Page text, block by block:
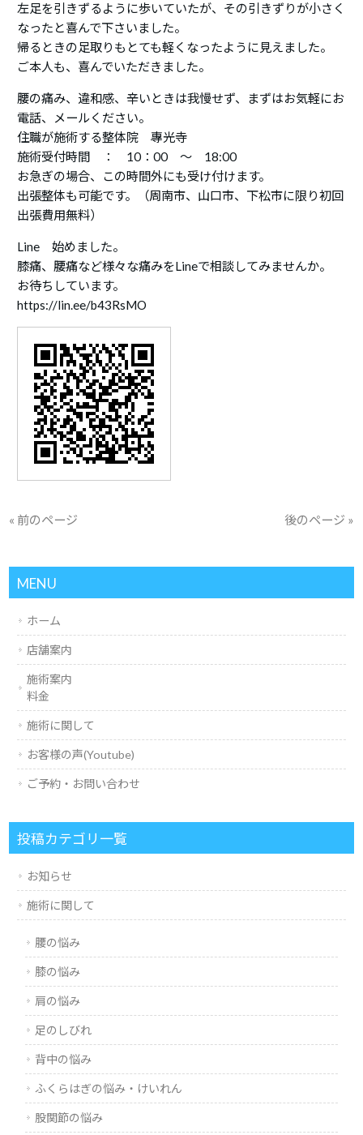
左足を引きずるように歩いていたが、その引きずりが小さく
なったと喜んで下さいました。
帰るときの足取りもとても軽くなったように見えました。
ご本人も、喜んでいただきました。
腰の痛み、違和感、辛いときは我慢せず、まずはお気軽にお
電話、メールください。
住職が施術する整体院 專光寺
施術受付時間 ： 10：00 ～ 18:00
お急ぎの場合、この時間外にも受け付けます。
出張整体も可能です。（周南市、山口市、下松市に限り初回
出張費用無料）
Line 始めました。
膝痛、腰痛など様々な痛みをLineで相談してみませんか。
お待ちしています。
https://lin.ee/b43RsMO
« 前のページ 後のページ »
MENU
ホーム
店舗案内
施術案内
料金
施術に関して
お客様の声(Youtube)
ご予約・お問い合わせ
投稿カテゴリ一覧
お知らせ
施術に関して
腰の悩み
膝の悩み
肩の悩み
足のしびれ
背中の悩み
ふくらはぎの悩み・けいれん
股関節の悩み